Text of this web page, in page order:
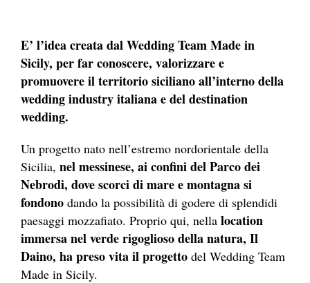
E’ l’idea creata dal Wedding Team Made in
Sicily, per far conoscere, valorizzare e
promuovere il territorio siciliano all’interno della
wedding industry italiana e del destination
wedding.
Un progetto nato nell’estremo nordorientale della
Sicilia, nel messinese, ai confini del Parco dei
Nebrodi, dove scorci di mare e montagna si
fondono dando la possibilità di godere di splendidi
paesaggi mozzafiato. Proprio qui, nella location
immersa nel verde rigoglioso della natura, Il
Daino, ha preso vita il progetto del Wedding Team
Made in Sicily.